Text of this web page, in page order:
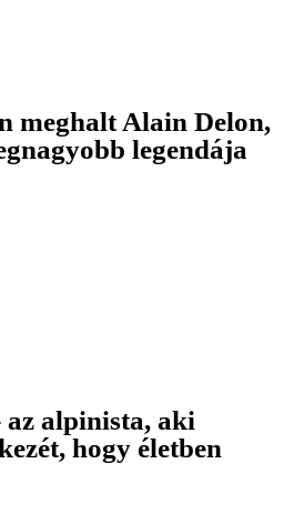
meghalt Alain Delon,
legendája
alpinista, aki
hogy életben